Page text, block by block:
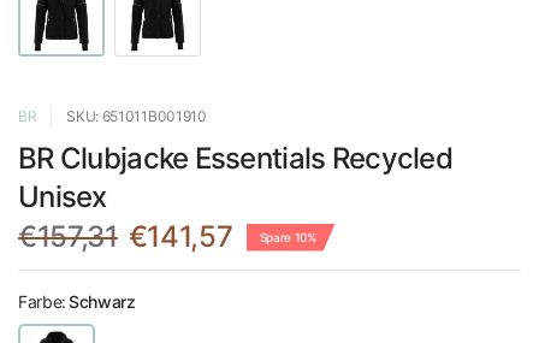
BR SKU: 651011B001910
BR Clubjacke Essentials Recycled
Unisex
€157,31 €141,57 Spare 10%
Farbe:Schwarz